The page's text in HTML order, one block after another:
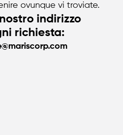
ovunque vi troviate.
indirizzo
richiesta: